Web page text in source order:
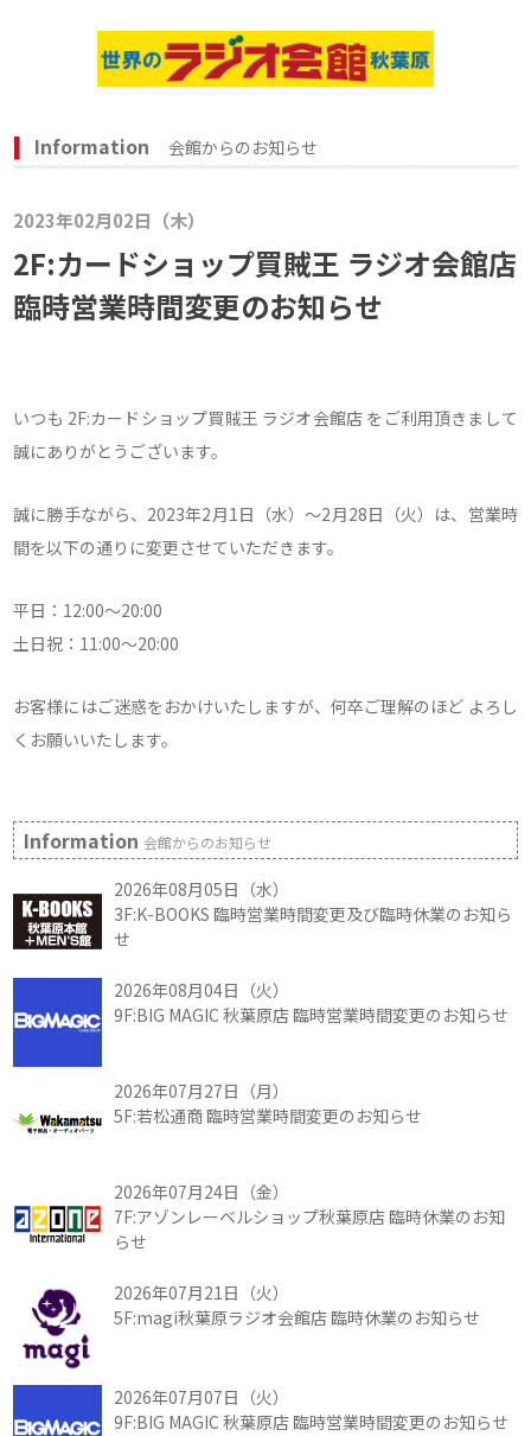
Information 会館からのお知らせ
2023年02月02日（木）
2F:カードショップ買賊王 ラジオ会館店
臨時営業時間変更のお知らせ
いつも 2F:カードショップ買賊王 ラジオ会館店 をご利用頂きまして
誠にありがとうございます。
誠に勝手ながら、2023年2月1日（水）～2月28日（火）は、営業時
間を以下の通りに変更させていただきます。
平日：12:00～20:00
土日祝：11:00～20:00
お客様にはご迷惑をおかけいたしますが、何卒ご理解のほど よろし
くお願いいたします。
Information会館からのお知らせ
2026年08月05日（水）
3F:K-BOOKS 臨時営業時間変更及び臨時休業のお知ら
せ
2026年08月04日（火）
9F:BIG MAGIC 秋葉原店 臨時営業時間変更のお知らせ
2026年07月27日（月）
5F:若松通商 臨時営業時間変更のお知らせ
2026年07月24日（金）
7F:アゾンレーベルショップ秋葉原店 臨時休業のお知
らせ
2026年07月21日（火）
5F:magi秋葉原ラジオ会館店 臨時休業のお知らせ
2026年07月07日（火）
9F:BIG MAGIC 秋葉原店 臨時営業時間変更のお知らせ